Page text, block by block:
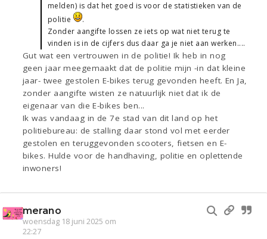
melden) is dat het goed is voor de statistieken van de
politie
.
Zonder aangifte lossen ze iets op wat niet terug te
vinden is in de cijfers dus daar ga je niet aan werken....
Gut wat een vertrouwen in de politie! Ik heb in nog
geen jaar meegemaakt dat de politie mijn -in dat kleine
jaar- twee gestolen E-bikes terug gevonden heeft. En Ja,
zonder aangifte wisten ze natuurlijk niet dat ik de
eigenaar van die E-bikes ben...
Ik was vandaag in de 7e stad van dit land op het
politiebureau: de stalling daar stond vol met eerder
gestolen en teruggevonden scooters, fietsen en E-
bikes. Hulde voor de handhaving, politie en oplettende
inwoners!
merano
woensdag 18 juni 2025 om
22:27